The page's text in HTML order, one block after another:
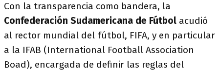
Con la transparencia como bandera, la
Confederación Sudamericana de Fútbol acudió
al rector mundial del fútbol, FIFA, y en particular
a la IFAB (International Football Association
Boad), encargada de definir las reglas del